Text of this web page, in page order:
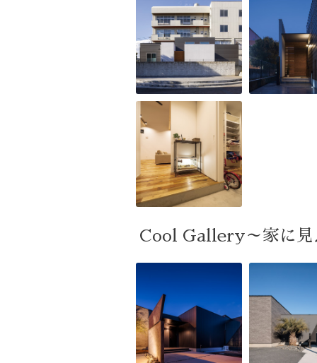
Cool Gallery～家に見